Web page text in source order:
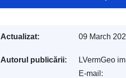
Actualizat: 09 March
Autorul publicării:
LVermGeo
E-mail: